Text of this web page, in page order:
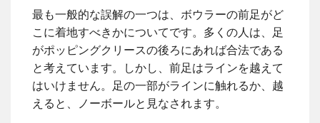
最も一般的な誤解の一つは、ボウラーの前足がど
こに着地すべきかについてです。多くの人は、足
がポッピングクリースの後ろにあれば合法である
と考えています。しかし、前足はラインを越えて
はいけません。足の一部がラインに触れるか、越
えると、ノーボールと見なされます。